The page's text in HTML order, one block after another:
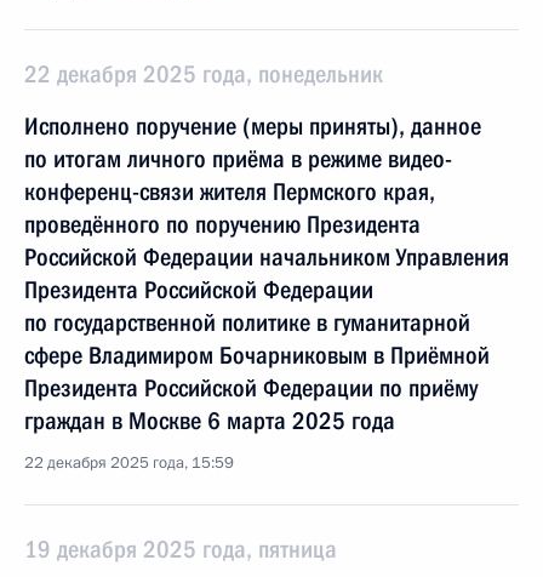
22 декабря 2025 года, понедельник
Исполнено поручение (меры приняты), данное
по итогам личного приёма в режиме видео-
конференц-связи жителя Пермского края,
проведённого по поручению Президента
Российской Федерации начальником Управления
Президента Российской Федерации
по государственной политике в гуманитарной
сфере Владимиром Бочарниковым в Приёмной
Президента Российской Федерации по приёму
граждан в Москве 6 марта 2025 года
22 декабря 2025 года, 15:59
19 декабря 2025 года, пятница